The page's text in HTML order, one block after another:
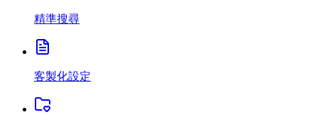
精準搜尋
客製化設定